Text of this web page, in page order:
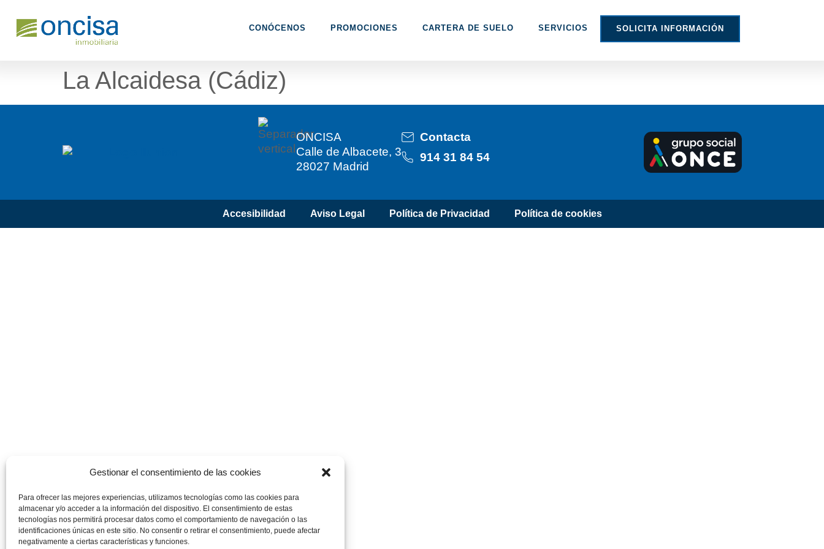
Gestionar el consentimiento de las cookies
Para ofrecer las mejores experiencias, utilizamos tecnologías como las cookies para
almacenar y/o acceder a la información del dispositivo. El consentimiento de estas
tecnologías nos permitirá procesar datos como el comportamiento de navegación o las
identificaciones únicas en este sitio. No consentir o retirar el consentimiento, puede afectar
negativamente a ciertas características y funciones.
CONÓCENOS PROMOCIONES CARTERA DE SUELO SERVICIOS SOLICITA INFORMACIÓN
La Alcaidesa (Cádiz)
ONCISA
Calle de Albacete, 3
28027 Madrid
Contacta
914 31 84 54
Accesibilidad Aviso Legal Política de Privacidad Política de cookies